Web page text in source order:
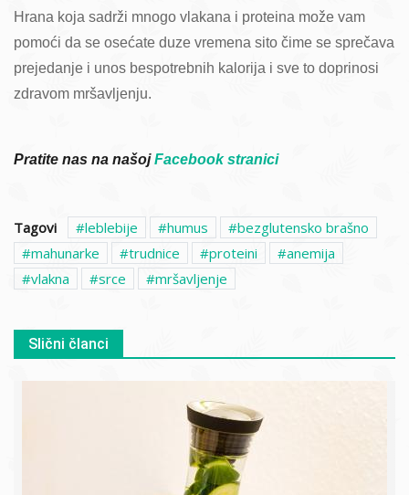
Hrana koja sadrži mnogo vlakana i proteina može vam
pomoći da se osećate duze vremena sito čime se sprečava
prejedanje i unos bespotrebnih kalorija i sve to doprinosi
zdravom mršavljenju.
Pratite nas na našojFacebook stranici
Tagovi leblebije humus
bezglutensko brašno
mahunarke
trudnice proteini
anemija
vlakna
srce mršavljenje
Slični članci